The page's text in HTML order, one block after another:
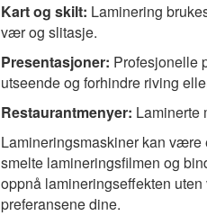
Kart og skilt: Laminering
vær og slitasje.
Presentasjoner: Profesjonelle
utseende og forhindre riving
Restaurantmenyer: Laminerte
Lamineringsmaskiner kan være
smelte lamineringsfilmen og
oppnå lamineringseffekten
preferansene dine.